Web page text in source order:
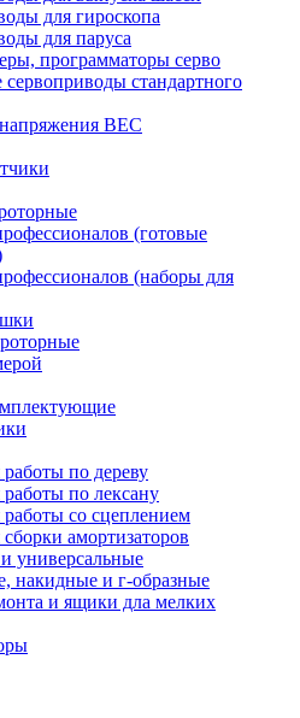
для гироскопа
для паруса
программаторы серво
стандартного
BEC
(готовые
(наборы для
по дереву
по лексану
со сцеплением
амортизаторов
универсальные
накидные и г-образные
и ящики дла мелких